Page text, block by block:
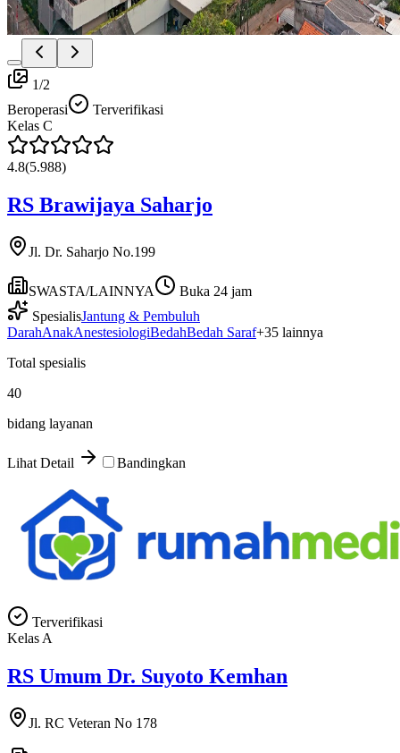
1/2
Beroperasi
Terverifikasi
Kelas C
4.8(5.988)
RS Brawijaya Saharjo
Jl. Dr. Saharjo No.199
SWASTA/LAINNYA
Buka 24 jam
SpesialisJantung & Pembuluh
DarahAnakAnestesiologiBedahBedah Saraf+35 lainnya
Total spesialis
40
bidang layanan
Lihat Detail Bandingkan
Terverifikasi
Kelas A
RS Umum Dr. Suyoto Kemhan
Jl. RC Veteran No 178